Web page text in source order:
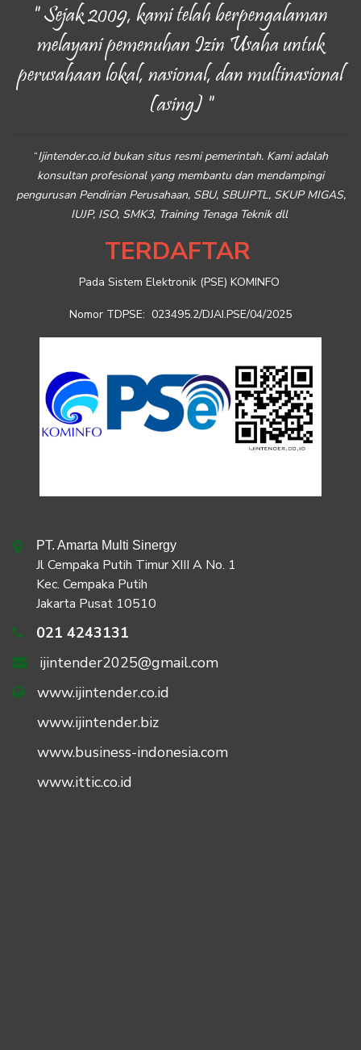
" Sejak 2009, kami telah berpengalaman
melayani pemenuhan Izin Usaha untuk
perusahaan lokal, nasional, dan multinasional
(asing) "
“Ijintender.co.id bukan situs resmi pemerintah. Kami adalah
konsultan profesional yang membantu dan mendampingi
pengurusan Pendirian Perusahaan, SBU, SBUJPTL, SKUP MIGAS,
IUJP, ISO, SMK3, Training Tenaga Teknik dll
TERDAFTAR
Pada Sistem Elektronik (PSE) KOMINFO
Nomor TDPSE: 023495.2/DJAI.PSE/04/2025
PT. Amarta Multi Sinergy
Jl Cempaka Putih Timur XIII A No. 1
Kec. Cempaka Putih
Jakarta Pusat 10510
021 4243131
ijintender2025@gmail.com
www.ijintender.co.id
www.ijintender.biz
www.business-indonesia.com
www.ittic.co.id